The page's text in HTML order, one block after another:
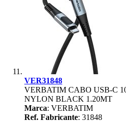
VER31848
VERBATIM CABO USB-C
NYLON BLACK 1.20MT
Marca: VERBATIM
Ref. Fabricante: 31848